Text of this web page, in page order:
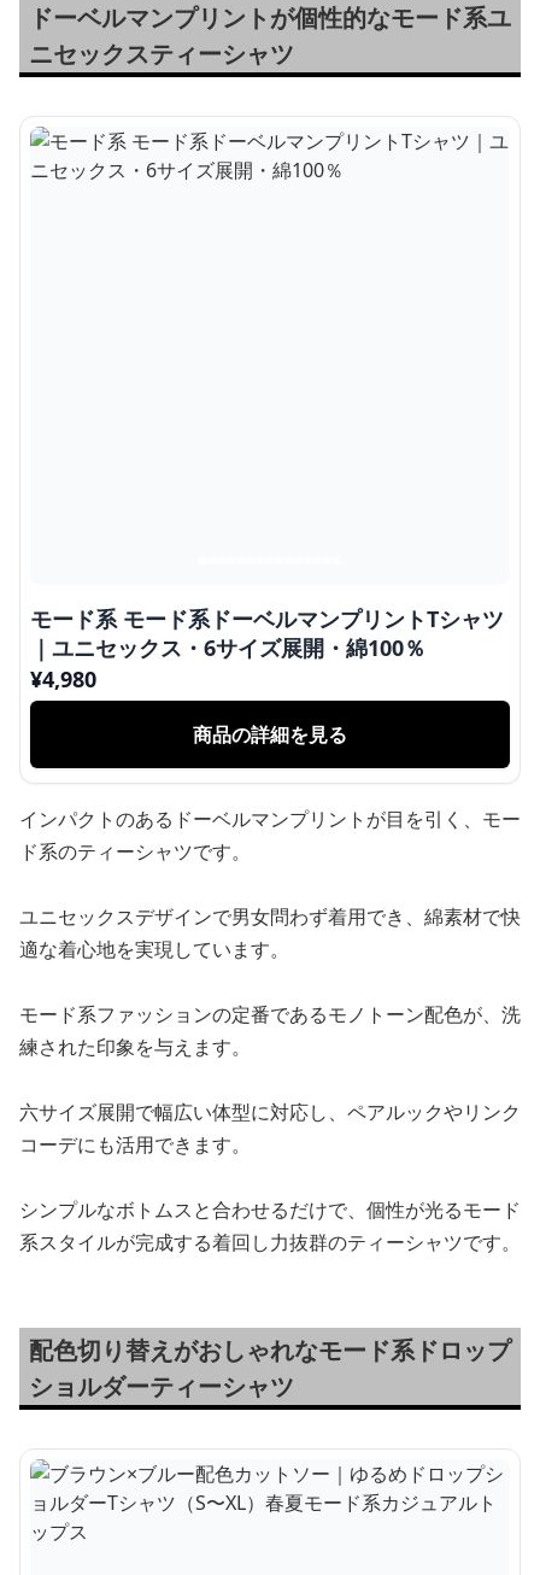
ドーベルマンプリントが個性的なモード系ユ
ニセックスティーシャツ
モード系 モード系ドーベルマンプリントTシャツ
｜ユニセックス・6サイズ展開・綿100％
¥4,980
商品の詳細を見る
インパクトのあるドーベルマンプリントが目を引く、モー
ド系のティーシャツです。
ユニセックスデザインで男女問わず着用でき、綿素材で快
適な着心地を実現しています。
モード系ファッションの定番であるモノトーン配色が、洗
練された印象を与えます。
六サイズ展開で幅広い体型に対応し、ペアルックやリンク
コーデにも活用できます。
シンプルなボトムスと合わせるだけで、個性が光るモード
系スタイルが完成する着回し力抜群のティーシャツです。
配色切り替えがおしゃれなモード系ドロップ
ショルダーティーシャツ